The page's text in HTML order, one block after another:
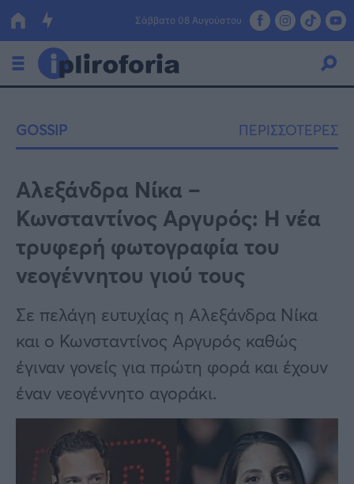
Σάββατο 08 Αυγούστου
Οικονομία
Πολιτική
Τράπεζες
Επιδοτήσεις
ΕΣΠΑ
Κόσμος
Lifestyle
Αθλητικά
Υγεία
Γυναίκα
Καιρός
GOSSIP ΠΕΡΙΣΣΟΤΕΡΕΣ
Αλεξάνδρα Νίκα –
Κωνσταντίνος Αργυρός: Η νέα
τρυφερή φωτογραφία του
νεογέννητου γιού τους
Σε πελάγη ευτυχίας η Αλεξάνδρα Νίκα
και ο Κωνσταντίνος Αργυρός καθώς
έγιναν γονείς για πρώτη φορά και έχουν
έναν νεογέννητο αγοράκι.